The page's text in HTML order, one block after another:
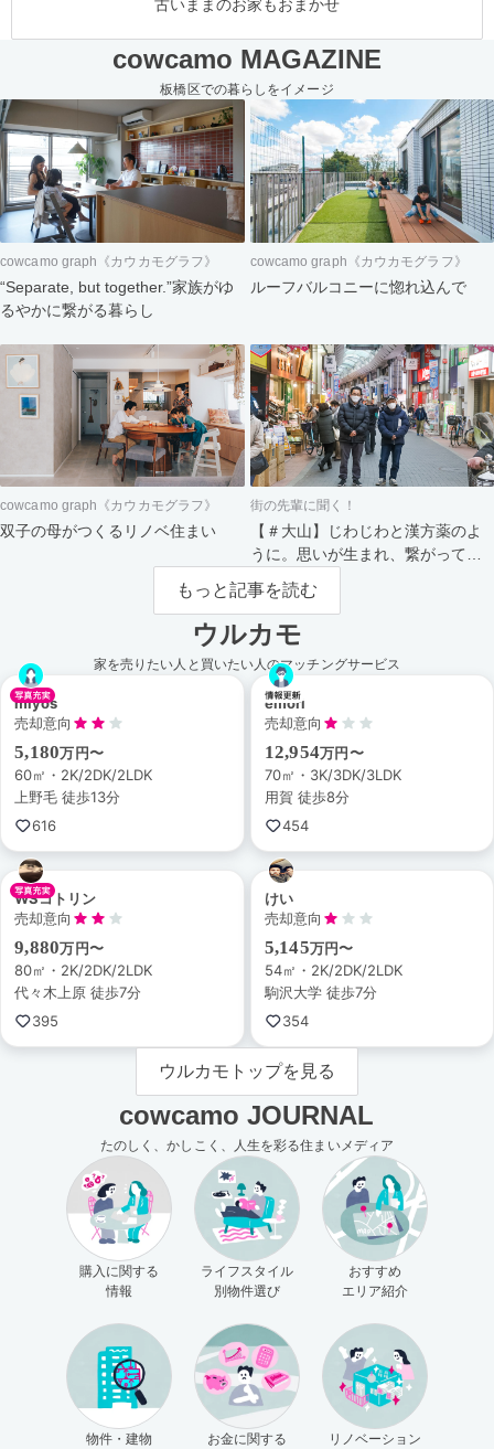
古いままのお家もおまかせ
cowcamo MAGAZINE
板橋区での暮らしをイメージ
cowcamo graph《カウカモグラフ》
“Separate, but together.”家族がゆ
るやかに繋がる暮らし
cowcamo graph《カウカモグラフ》
ルーフバルコニーに惚れ込んで
cowcamo graph《カウカモグラフ》
双子の母がつくるリノベ住まい
街の先輩に聞く！
【＃大山】じわじわと漢方薬のよ
うに。思いが生まれ、繋がってい
く街。
もっと記事を読む
ウルカモ
家を売りたい人と買いたい人のマッチングサービス
miyos
売却意向
5,180万円〜
60㎡・2K/2DK/2LDK
上野毛 徒歩13分
616
emori
売却意向
12,954万円〜
70㎡・3K/3DK/3LDK
用賀 徒歩8分
454
WSコトリン
売却意向
9,880万円〜
80㎡・2K/2DK/2LDK
代々木上原 徒歩7分
395
けい
売却意向
5,145万円〜
54㎡・2K/2DK/2LDK
駒沢大学 徒歩7分
354
ウルカモトップを見る
cowcamo JOURNAL
たのしく、かしこく、人生を彩る住まいメディア
購入に関する
情報
ライフスタイル
別物件選び
おすすめ
エリア紹介
物件・建物
お金に関する
リノベーション